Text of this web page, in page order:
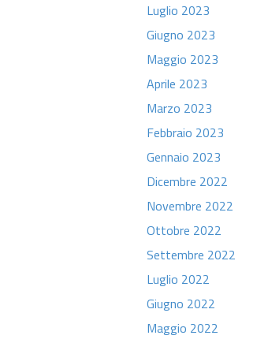
Luglio 2023
Giugno 2023
Maggio 2023
Aprile 2023
Marzo 2023
Febbraio 2023
Gennaio 2023
Dicembre 2022
Novembre 2022
Ottobre 2022
Settembre 2022
Luglio 2022
Giugno 2022
Maggio 2022